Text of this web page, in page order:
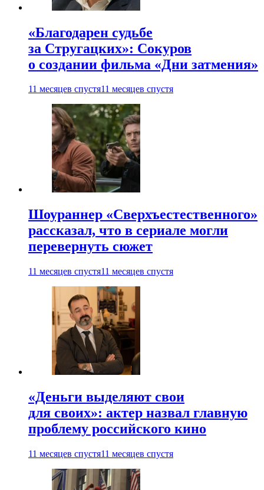
«Благодарен судьбе
за Стругацких»: Сокуров
о создании фильма «Дни затмения»
11 месяцев спустя11 месяцев спустя
Шоураннер «Сверхъестественного»
рассказал, что в сериале могли
перевернуть сюжет
11 месяцев спустя11 месяцев спустя
«Деньги выделяют свои
для своих»: актер назвал главную
проблему российского кино
11 месяцев спустя11 месяцев спустя